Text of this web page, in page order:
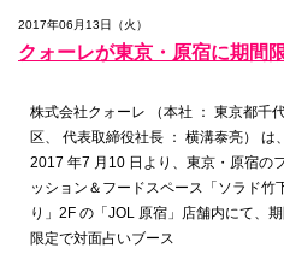
2017年06月13日（火）
クォーレが東京・原宿に期間
株式会社クォーレ （本社 ： 東京都千
区、 代表取締役社長 ： 横溝泰亮） は、
2017 年7 月10 日より、東京・原宿の
ッション＆フードスペース「ソラド竹
り」2F の「JOL 原宿」店舗内にて、
限定で対面占いブース